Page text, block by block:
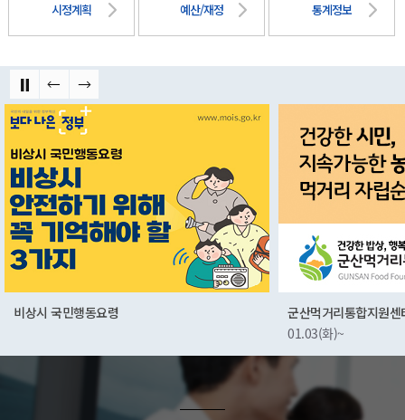
시정계획 예산/재정 통계정보
비상시 국민행동요령
군산먹거리통합지원센
01.03(화)~